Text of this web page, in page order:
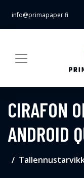
info@primapaper.fi
CIRAFON
ANDROID